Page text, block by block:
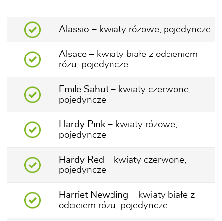
Alassio – kwiaty różowe, pojedyncze
Alsace – kwiaty białe z odcieniem
różu, pojedyncze
Emile Sahut– kwiaty czerwone,
pojedyncze
Hardy Pink – kwiaty różowe,
pojedyncze
Hardy Red – kwiaty czerwone,
pojedyncze
Harriet Newding – kwiaty białe z
odcieiem różu, pojedyncze